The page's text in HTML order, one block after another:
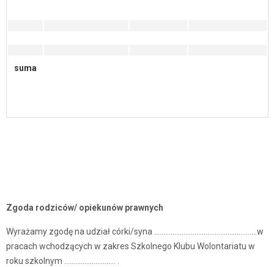
suma
Zgoda rodziców/ opiekunów prawnych
Wyrażamy zgodę na udział córki/syna ………………………………………………..w
pracach wchodzących w zakres Szkolnego Klubu Wolontariatu w
roku szkolnym ………………….…… .